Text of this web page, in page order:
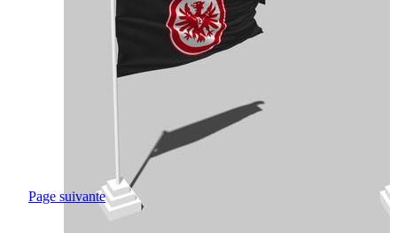
Page suivante